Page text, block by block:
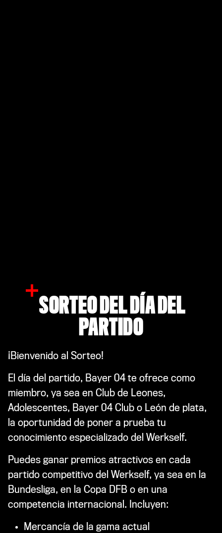
SORTEO DEL DÍA DEL
PARTIDO
¡Bienvenido al Sorteo!
El día del partido, Bayer 04 te ofrece como
miembro, ya sea en Club de Leones,
Adolescentes, Bayer 04 Club o León de plata,
la oportunidad de poner a prueba tu
conocimiento especializado del Werkself.
Puedes ganar premios atractivos en cada
partido competitivo del Werkself, ya sea en la
Bundesliga, en la Copa DFB o en una
competencia internacional. Incluyen:
Mercancía de la gama actual